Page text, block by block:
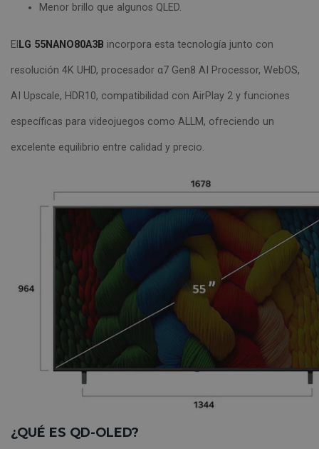
Menor brillo que algunos QLED.
El LG 55NANO80A3B incorpora esta tecnología junto con
resolución 4K UHD, procesador α7 Gen8 AI Processor, WebOS,
AI Upscale, HDR10, compatibilidad con AirPlay 2 y funciones
específicas para videojuegos como ALLM, ofreciendo un
excelente equilibrio entre calidad y precio.
¿QUÉ ES QD-OLED?